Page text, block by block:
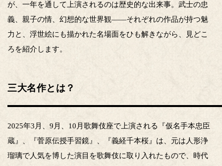
が、一年を通して上演されるのは歴史的な出来事。武士の忠
義、親子の情、幻想的な世界観——それぞれの作品が持つ魅
力と、浮世絵にも描かれた名場面をひも解きながら、見どこ
ろを紹介します。
三大名作とは？
2025年3月、9月、10月歌舞伎座で上演される『仮名手本忠臣
蔵』、『菅原伝授手習鏡』、『義経千本桜』は、元は人形浄
瑠璃で人気を博した演目を歌舞伎に取り入れたもので、時代